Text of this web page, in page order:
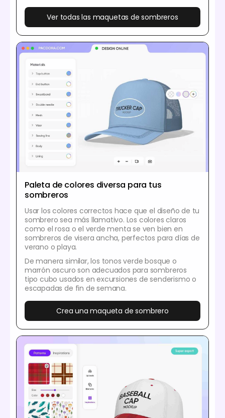
Ver todas las maquetas de sombreros
Paleta de colores diversa para tus
sombreros
Usar los colores correctos hace que el diseño de tu
sombrero sea más llamativo. Los colores claros
como el rosa o el verde menta se ven bien en
sombreros de visera ancha, perfectos para días de
verano o playa.
De manera similar, los tonos verde bosque o
marrón oscuro son adecuados para sombreros
tipo cubo usados en excursiones de senderismo o
escapadas de fin de semana.
Crea una maqueta de sombrero